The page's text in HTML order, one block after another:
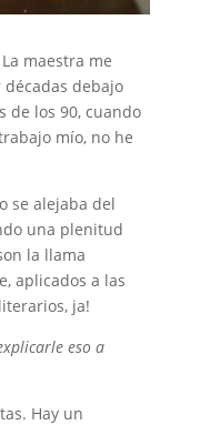
maestra me
debajo
de los 90, cuando
mío, no he
se alejaba del
una plenitud
la llama
aplicados a las
ja!
eso a
Hay un